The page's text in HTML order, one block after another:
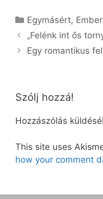
Kategória
Egymásért,
„Felénk int ős
Egy romantikus
Szólj hozzá!
Hozzászólás
This site uses
how your comment